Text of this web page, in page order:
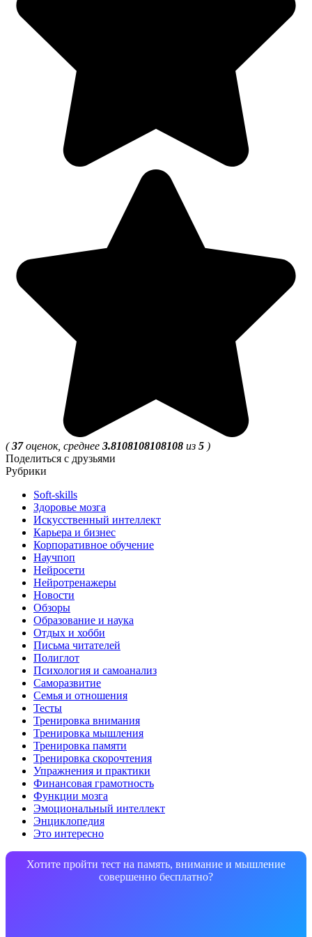
(37оценок, среднее 3.8108108108108 из 5 )
Поделиться с друзьями
Рубрики
Soft-skills
Здоровье мозга
Искусственный интеллект
Карьера и бизнес
Корпоративное обучение
Научпоп
Нейросети
Нейротренажеры
Новости
Обзоры
Образование и наука
Отдых и хобби
Письма читателей
Полиглот
Психология и самоанализ
Саморазвитие
Семья и отношения
Тесты
Тренировка внимания
Тренировка мышления
Тренировка памяти
Тренировка скорочтения
Упражнения и практики
Финансовая грамотность
Функции мозга
Эмоциональный интеллект
Энциклопедия
Это интересно
Хотите пройти тест на память, внимание и мышление
совершенно бесплатно?